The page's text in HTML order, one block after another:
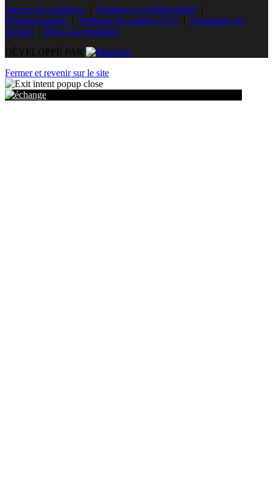
Termes & conditions | Politique et confidentialité |
Désabonnement | Politique de cookies (CA) | Paramétrer les
cookies | Droit à la réparation
DÉVELOPPÉ PAR
Fermer et revenir sur le site